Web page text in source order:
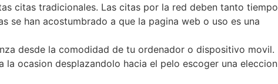
citas tradicionales. Las citas por la red deben tanto tiempo
se han acostumbrado a que la pagina web o uso es una
desde la comodidad de tu ordenador o dispositivo movil.
ocasion desplazandolo hacia el pelo escoger una eleccion